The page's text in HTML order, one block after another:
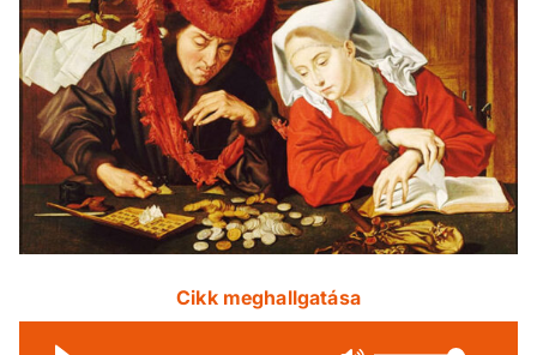
Cikk meghallgatása